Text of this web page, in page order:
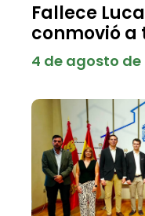
Fallece
conmovió a
4 de agosto de